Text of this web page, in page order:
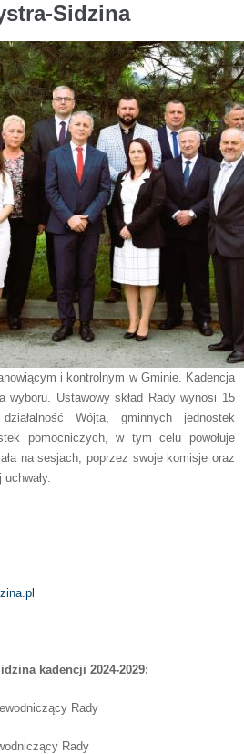
Sidzina
i kontrolnym w Gminie. Kadencja
Ustawowy skład Rady wynosi 15
Wójta, gminnych jednostek
pomocniczych, w tym celu powołuje
na sesjach, poprzez swoje komisje oraz
kadencji 2024-2029:
Rady
Rady